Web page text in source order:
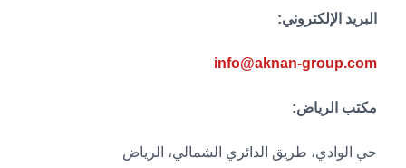
البريد الإلكتروني:
info@aknan-group.com
مكتب الرياض:
حي الوادي، طريق الدائري الشمالي، الرياض